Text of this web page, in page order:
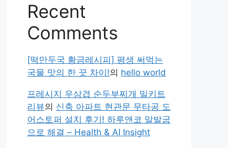
Recent
Comments
[떡만두국 황금레시피] 평생 써먹는
국물 맛의 한 끗 차이!의 hello world
프레시지 우삼겹 순두부찌개 밀키트
리뷰의 신축 아파트 현관문 무타공 도
어스토퍼 설치 후기! 하루앤코 말발굽
으로 해결 – Health & AI Insight